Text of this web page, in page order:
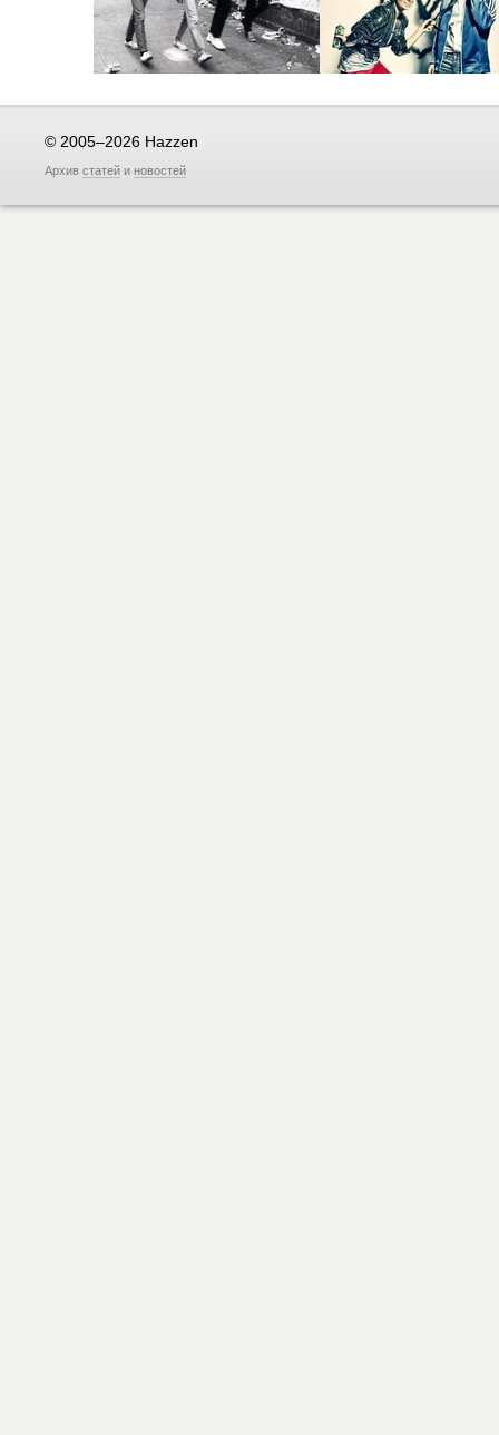
© 2005–2026 Hazzen
Архив статей и новостей